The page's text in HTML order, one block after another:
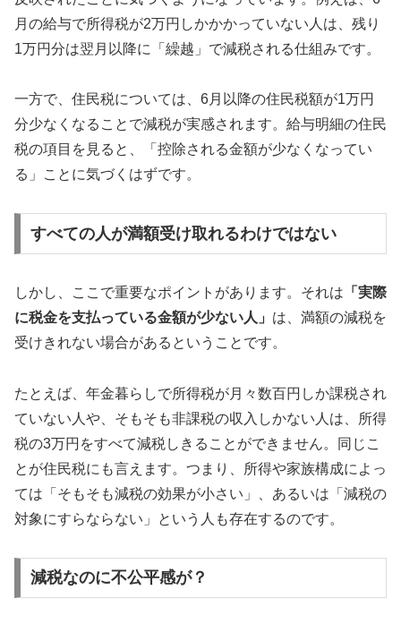
月の給与で所得税が2万円しかかかっていない人は、残り
1万円分は翌月以降に「繰越」で減税される仕組みです。
一方で、住民税については、6月以降の住民税額が1万円
分少なくなることで減税が実感されます。給与明細の住民
税の項目を見ると、「控除される金額が少なくなってい
る」ことに気づくはずです。
すべての人が満額受け取れるわけではない
しかし、ここで重要なポイントがあります。それは 「実際
に税金を支払っている金額が少ない人」 は、満額の減税を
受けきれない場合があるということです。
たとえば、年金暮らしで所得税が月々数百円しか課税され
ていない人や、そもそも非課税の収入しかない人は、所得
税の3万円をすべて減税しきることができません。同じこ
とが住民税にも言えます。つまり、所得や家族構成によっ
ては「そもそも減税の効果が小さい」、あるいは「減税の
対象にすらならない」という人も存在するのです。
減税なのに不公平感が？